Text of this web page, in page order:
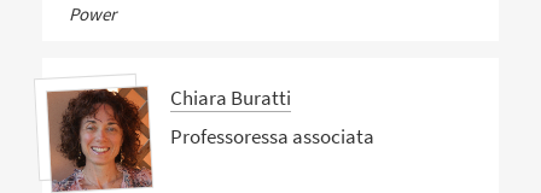
Power
Chiara Buratti
Professoressa associata